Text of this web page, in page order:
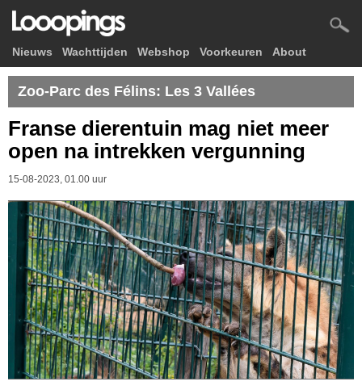
Nieuws Wachttijden Webshop Voorkeuren About
Zoo-Parc des Félins: Les 3 Vallées
Franse dierentuin mag niet meer
open na intrekken vergunning
15-08-2023, 01.00 uur